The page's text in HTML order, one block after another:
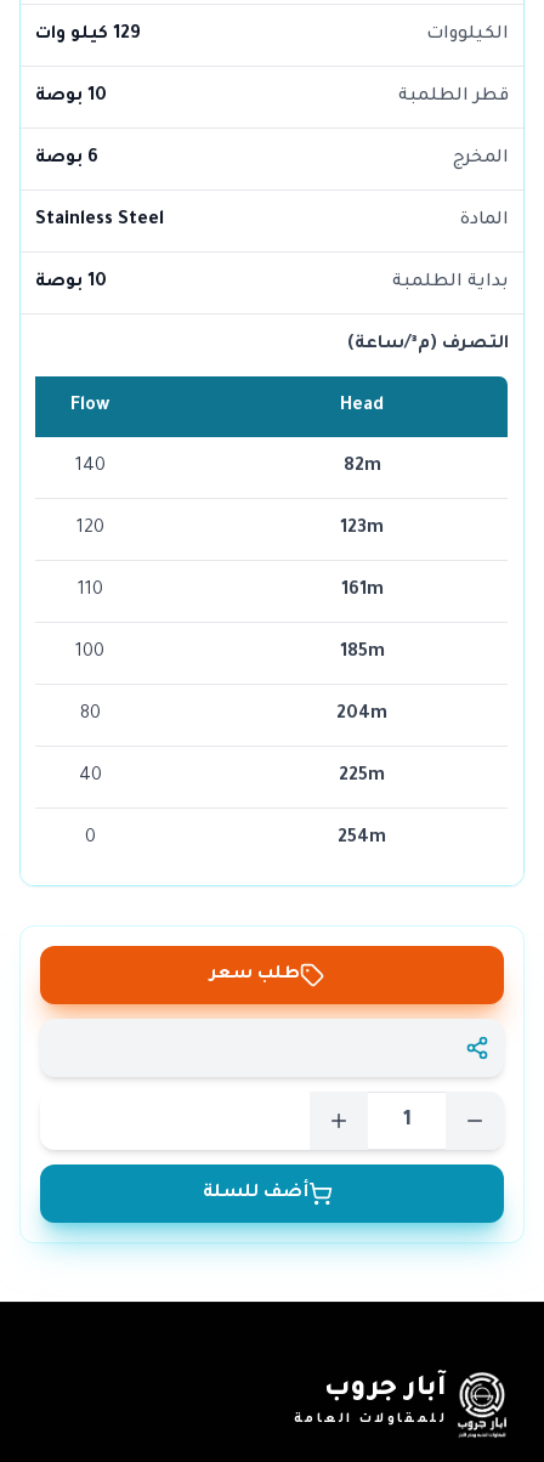
الكيلووات 129 كيلو وات
قطر الطلمبة 10 بوصة
المخرج 6 بوصة
المادة Stainless Steel
بداية الطلمبة 10 بوصة
التصرف (م³/ساعة)
Head
Flow
82m
140
123m
120
161m
110
185m
100
204m
80
225m
40
254m
0
طلب سعر
أضف للسلة
آبار جروب
للمقاولات العامة